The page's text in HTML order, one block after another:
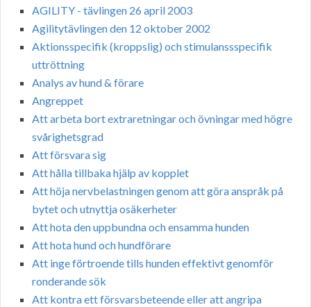
AGILITY - tävlingen 26 april 2003
Agilitytävlingen den 12 oktober 2002
Aktionsspecifik (kroppslig) och stimulanssspecifik
uttröttning
Analys av hund & förare
Angreppet
Att arbeta bort extraretningar och övningar med högre
svårighetsgrad
Att försvara sig
Att hålla tillbaka hjälp av kopplet
Att höja nervbelastningen genom att göra anspråk på
bytet och utnyttja osäkerheter
Att hota den uppbundna och ensamma hunden
Att hota hund och hundförare
Att inge förtroende tills hunden effektivt genomför
ronderande sök
Att kontra ett försvarsbeteende eller att angripa